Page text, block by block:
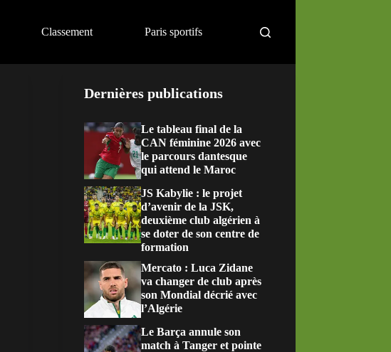
Classement Paris sportifs
Dernières publications
Le tableau final de la
CAN féminine 2026 avec
le parcours dantesque
qui attend le Maroc
JS Kabylie : le projet
d’avenir de la JSK,
deuxième club algérien à
se doter de son centre de
formation
Mercato : Luca Zidane
va changer de club après
son Mondial décrié avec
l’Algérie
Le Barça annule son
match à Tanger et pointe